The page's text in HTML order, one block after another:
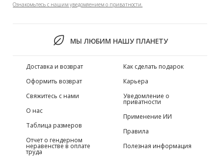
Ознакомьтесь с нашим уведомлением о приватности.
МЫ ЛЮБИМ НАШУ ПЛАНЕТУ
Доставка и возврат
Оформить возврат
Свяжитесь с нами
О нас
Таблица размеров
Отчет о гендерном
неравенстве в оплате
труда
Как сделать подарок
Карьера
Уведомление о
приватности
Применение ИИ
Правила
Полезная информация